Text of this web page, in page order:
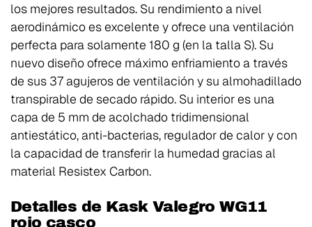
los mejores resultados. Su rendimiento a nivel
aerodinámico es excelente y ofrece una ventilación
perfecta para solamente 180 g (en la talla S). Su
nuevo diseño ofrece máximo enfriamiento a través
de sus 37 agujeros de ventilación y su almohadillado
transpirable de secado rápido. Su interior es una
capa de 5 mm de acolchado tridimensional
antiestático, anti-bacterias, regulador de calor y con
la capacidad de transferir la humedad gracias al
material Resistex Carbon.
Detalles de Kask Valegro WG11
rojo casco